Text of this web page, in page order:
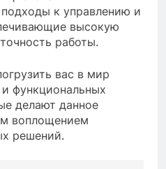
к управлению и
высокую
работы.
вас в мир
функциональных
делают данное
воплощением
решений.